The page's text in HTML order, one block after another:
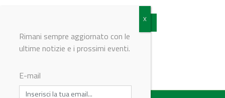
Vedi tutti gli articoli
Rimani sempre aggiornato con le
ultime notizie e i prossimi eventi.
E-mail